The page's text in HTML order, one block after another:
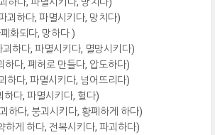
괴하다, 파멸시키다, 망치다)
화되다, 망하다 )
괴하다, 파멸시키다, 멸망시키다)
하다, 폐허로 만들다, 압도하다)
하다, 파멸시키다, 넘어뜨리다)
하다, 파멸시키다, 헐다)
하다, 붕괴시키다, 황폐하게 하다)
하게 하다, 전복시키다, 파괴하다)